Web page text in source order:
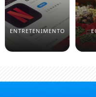
ENTRETENIMENTO